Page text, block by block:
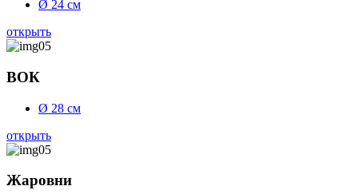
Ø 24 см
открыть
ВОК
Ø 28 см
открыть
Жаровни